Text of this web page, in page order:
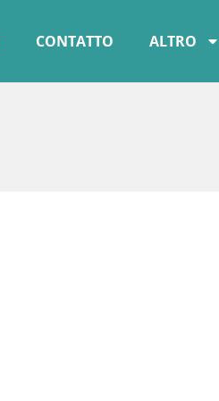
CONTATTO ALTRO